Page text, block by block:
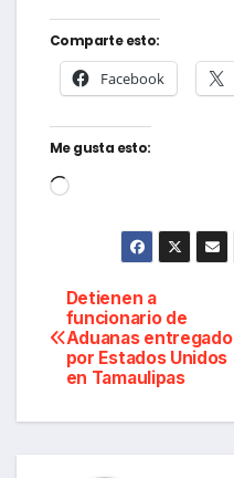
Comparte esto:
Facebook
Me gusta esto:
Cargando...
Navegación
de
entradas
Detienen a
funcionario de
Aduanas entregado
por Estados Unidos
en Tamaulipas